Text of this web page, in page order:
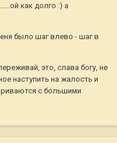
как долго :) а
было шаг влево - шаг в
это, слава богу, не
наступить на жалость и
с большими